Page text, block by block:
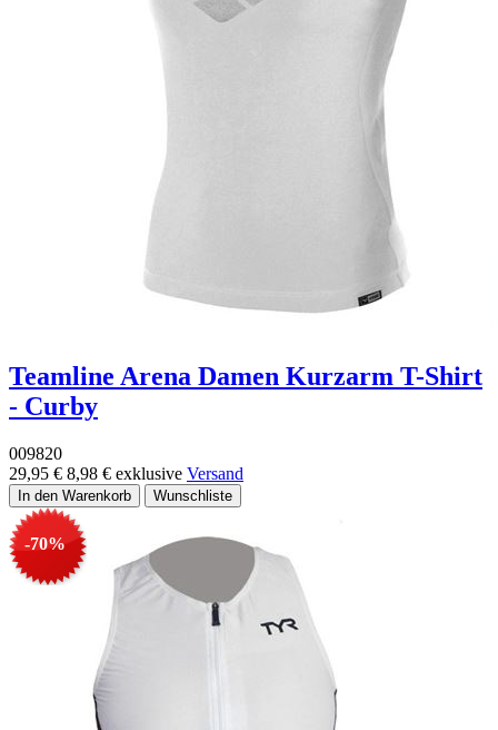
Teamline Arena Damen Kurzarm T-Shirt
- Curby
009820
29,95 € 8,98 € exklusive Versand
-70%